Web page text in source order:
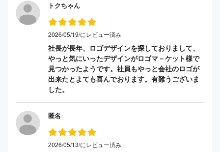
トクちゃん
2026/05/19/にレビュー済み
社長が長年、ロゴデザインを探しておりまして、
やっと気にいったデザインがロゴマ－ケット様で
見つかったようです。社員もやっと会社のロゴが
出来たとよても喜んでおります。有難うございま
した。
匿名
2026/05/13/にレビュー済み